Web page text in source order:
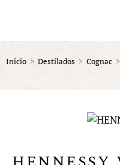
Inicio > Destilados > Cognac >